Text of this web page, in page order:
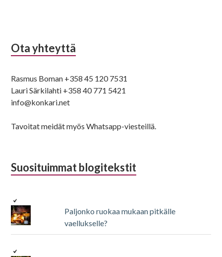
Ota yhteyttä
Rasmus Boman +358 45 120 7531
Lauri Särkilahti +358 40 771 5421
info@konkari.net
Tavoitat meidät myös Whatsapp-viesteillä.
Suosituimmat blogitekstit
Paljonko ruokaa mukaan pitkälle
vaellukselle?